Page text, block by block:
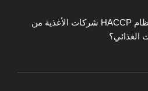
كيف يحمي نظام HACCP شركات الأغذية من
الغذائي؟